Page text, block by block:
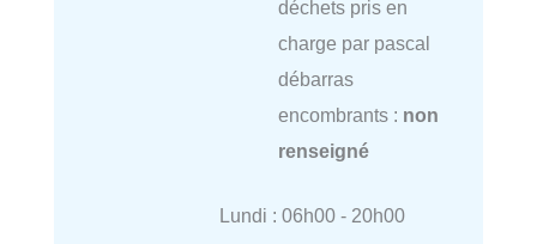
déchets pris en
charge par pascal
débarras
encombrants : non
renseigné
Lundi : 06h00 - 20h00